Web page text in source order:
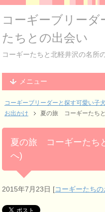
コーギーブリーダ
たちとの出会い
コーギーたちと北軽井沢の名所
メニュー
コーギーブリーダーと探す可愛い子
お出かけ
夏の旅 コーギーたち
夏の旅 コーギーた
へ)
2015年7月23日 [コーギーたち